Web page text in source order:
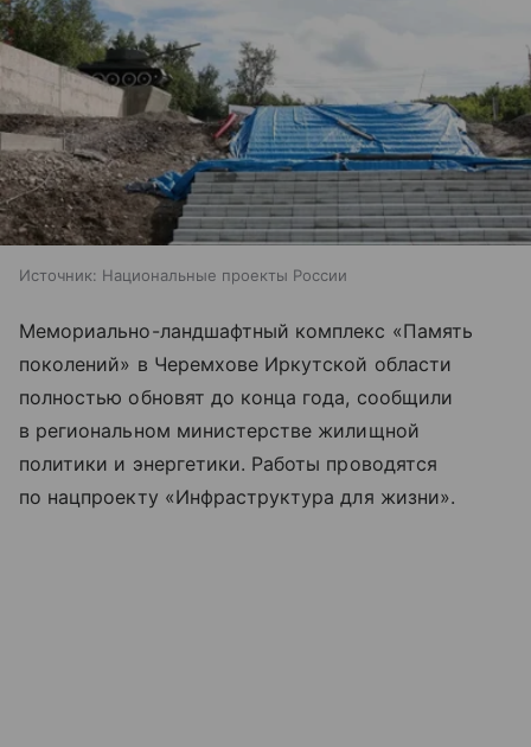
Источник: Национальные проекты России
Мемориально-ландшафтный комплекс «Память
поколений» в Черемхове Иркутской области
полностью обновят до конца года, сообщили
в региональном министерстве жилищной
политики и энергетики. Работы проводятся
по нацпроекту «Инфраструктура для жизни».